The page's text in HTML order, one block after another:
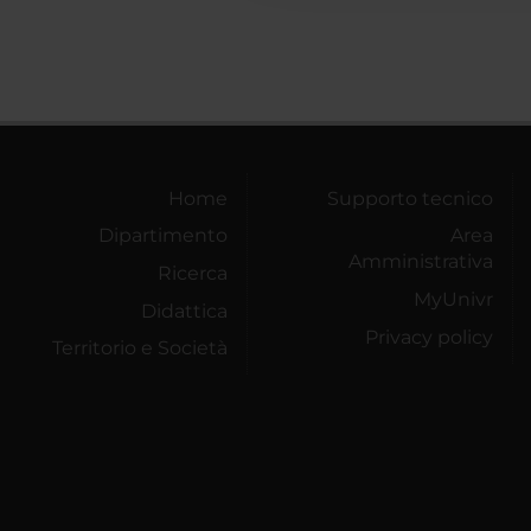
Home
Dipartimento
Ricerca
Didattica
Territorio e Società
Supporto tecnico
Area
Amministrativa
MyUnivr
Privacy policy